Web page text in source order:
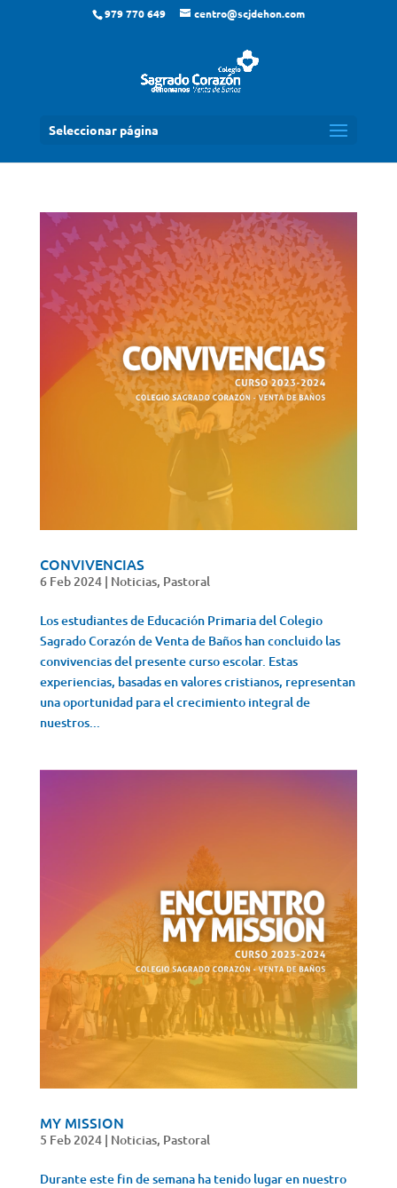
979 770 649 centro@scjdehon.com
Seleccionar página
CONVIVENCIAS
6 Feb 2024| Noticias, Pastoral
Los estudiantes de Educación Primaria del Colegio
Sagrado Corazón de Venta de Baños han concluido las
convivencias del presente curso escolar. Estas
experiencias, basadas en valores cristianos, representan
una oportunidad para el crecimiento integral de
nuestros...
MY MISSION
5 Feb 2024| Noticias, Pastoral
Durante este fin de semana ha tenido lugar en nuestro